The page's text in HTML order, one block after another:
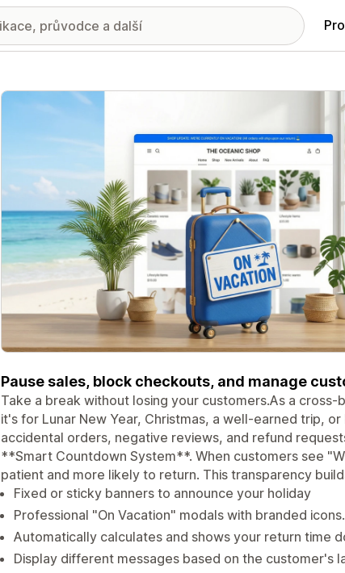
Galerie propagovaných obrázků
Pause sales, block checkouts, and manage
Take a break without losing your customers.As a
it's for Lunar New Year, Christmas, a well-earned trip,
accidental orders, negative reviews, and refund
**Smart Countdown System**. When customers see
patient and more likely to return. This transparency
Fixed or sticky banners to announce your holiday
Professional "On Vacation" modals with branded icons.
Automatically calculates and shows your return time
Display different messages based on the customer's